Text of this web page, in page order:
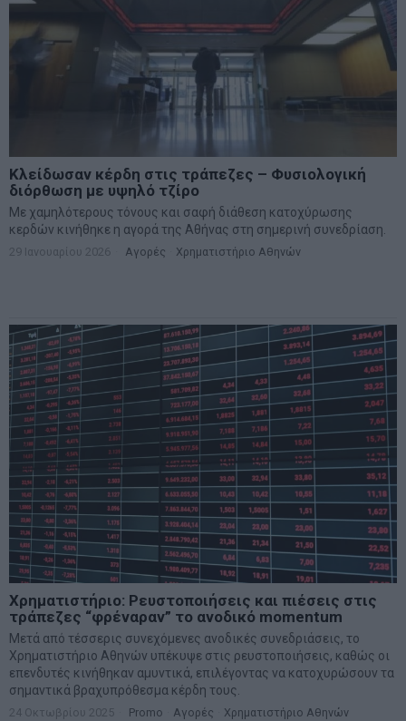
Κλείδωσαν κέρδη στις τράπεζες – Φυσιολογική
διόρθωση με υψηλό τζίρο
Με χαμηλότερους τόνους και σαφή διάθεση κατοχύρωσης
κερδών κινήθηκε η αγορά της Αθήνας στη σημερινή συνεδρίαση.
29 Ιανουαρίου 2026 Αγορές Χρηματιστήριο Αθηνών
Χρηματιστήριο: Ρευστοποιήσεις και πιέσεις στις
τράπεζες “φρέναραν” το ανοδικό momentum
Μετά από τέσσερις συνεχόμενες ανοδικές συνεδριάσεις, το
Χρηματιστήριο Αθηνών υπέκυψε στις ρευστοποιήσεις, καθώς οι
επενδυτές κινήθηκαν αμυντικά, επιλέγοντας να κατοχυρώσουν τα
σημαντικά βραχυπρόθεσμα κέρδη τους.
24 Οκτωβρίου 2025 Promo Αγορές Χρηματιστήριο Αθηνών